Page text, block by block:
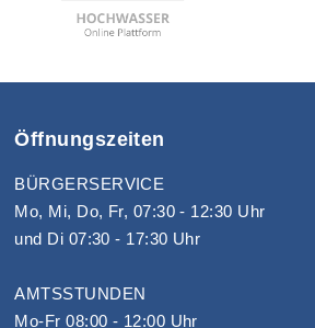
Öffnungszeiten
BÜRGERSERVICE
Mo, Mi, Do, Fr, 07:30 - 12:30 Uhr
und Di 07:30 - 17:30 Uhr
AMTSSTUNDEN
Mo-Fr 08:00 - 12:00 Uhr